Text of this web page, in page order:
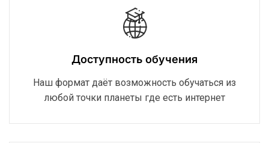
Доступность обучения
Наш формат даёт возможность обучаться из
любой точки планеты где есть интернет